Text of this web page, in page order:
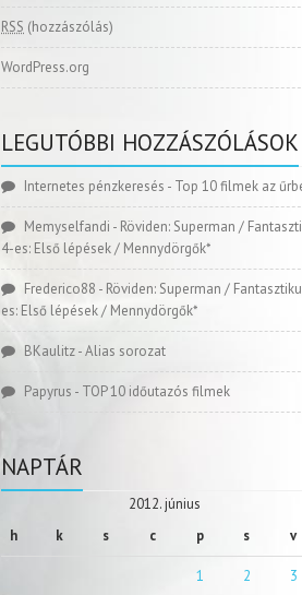
RSS (hozzászólás)
WordPress.org
LEGUTÓBBI HOZZÁSZÓLÁSOK
Internetes pénzkeresés - Top 10 filmek az
Memyselfandi - Röviden: Superman /
4-es: Első lépések / Mennydörgők*
Frederico88 - Röviden: Superman /
es: Első lépések / Mennydörgők*
BKaulitz-Alias sorozat
Papyrus - TOP 10 időutazós filmek
NAPTÁR
2012. június
h
k s c p s v
1 2 3